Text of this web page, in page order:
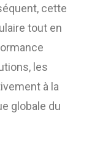
cette
tout en
les
à la
globale du